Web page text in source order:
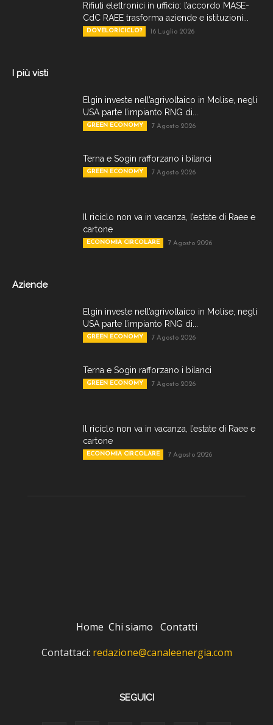
Rifiuti elettronici in ufficio: l’accordo MASE-
CdC RAEE trasforma aziende e istituzioni...
DOVELORICICLO? 16 Luglio 2026
I più visti
Elgin investe nell’agrivoltaico in Molise, negli
USA parte l’impianto RNG di...
GREEN ECONOMY 7 Agosto 2026
Terna e Sogin rafforzano i bilanci
GREEN ECONOMY 7 Agosto 2026
Il riciclo non va in vacanza, l’estate di Raee e
cartone
ECONOMIA CIRCOLARE 7 Agosto 2026
Aziende
Elgin investe nell’agrivoltaico in Molise, negli
USA parte l’impianto RNG di...
GREEN ECONOMY 7 Agosto 2026
Terna e Sogin rafforzano i bilanci
GREEN ECONOMY 7 Agosto 2026
Il riciclo non va in vacanza, l’estate di Raee e
cartone
ECONOMIA CIRCOLARE 7 Agosto 2026
Home Chi siamo Contatti
Contattaci: redazione@canaleenergia.com
SEGUICI